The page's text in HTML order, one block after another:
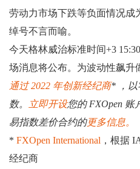
劳动力市场下跌等负面情况成
绰号不言而喻。
今天格林威治标准时间+3
场消息将公布。为波动性飙升
通过 2022 年创新经纪商* ，以
数。
立即开设您的 FXOpen 账
易指数差价合约的更多信息。
* FXOpen International ，根据
经纪商